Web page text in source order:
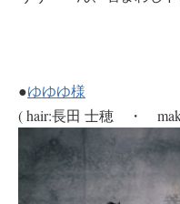
●ゆゆゆ様
( hair:長田 士穂 ・